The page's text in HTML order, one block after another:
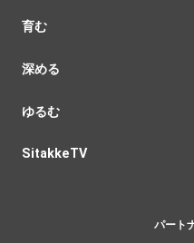
育む
深める
ゆるむ
SitakkeTV
パート